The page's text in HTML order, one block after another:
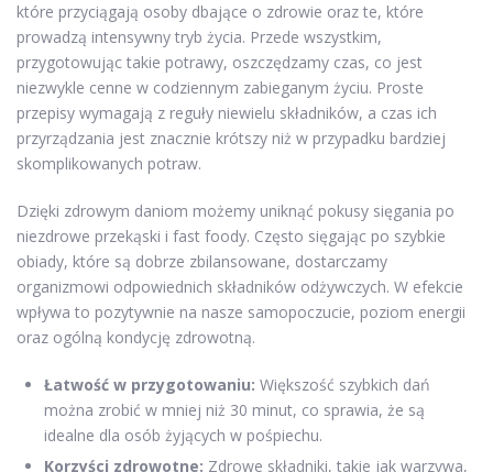
które przyciągają osoby dbające o zdrowie oraz te, które
prowadzą intensywny tryb życia. Przede wszystkim,
przygotowując takie potrawy, oszczędzamy czas, co jest
niezwykle cenne w codziennym zabieganym życiu. Proste
przepisy wymagają z reguły niewielu składników, a czas ich
przyrządzania jest znacznie krótszy niż w przypadku bardziej
skomplikowanych potraw.
Dzięki zdrowym daniom możemy uniknąć pokusy sięgania po
niezdrowe przekąski i fast foody. Często sięgając po szybkie
obiady, które są dobrze zbilansowane, dostarczamy
organizmowi odpowiednich składników odżywczych. W efekcie
wpływa to pozytywnie na nasze samopoczucie, poziom energii
oraz ogólną kondycję zdrowotną.
Łatwość w przygotowaniu: Większość szybkich dań
można zrobić w mniej niż 30 minut, co sprawia, że są
idealne dla osób żyjących w pośpiechu.
Korzyści zdrowotne: Zdrowe składniki, takie jak warzywa,